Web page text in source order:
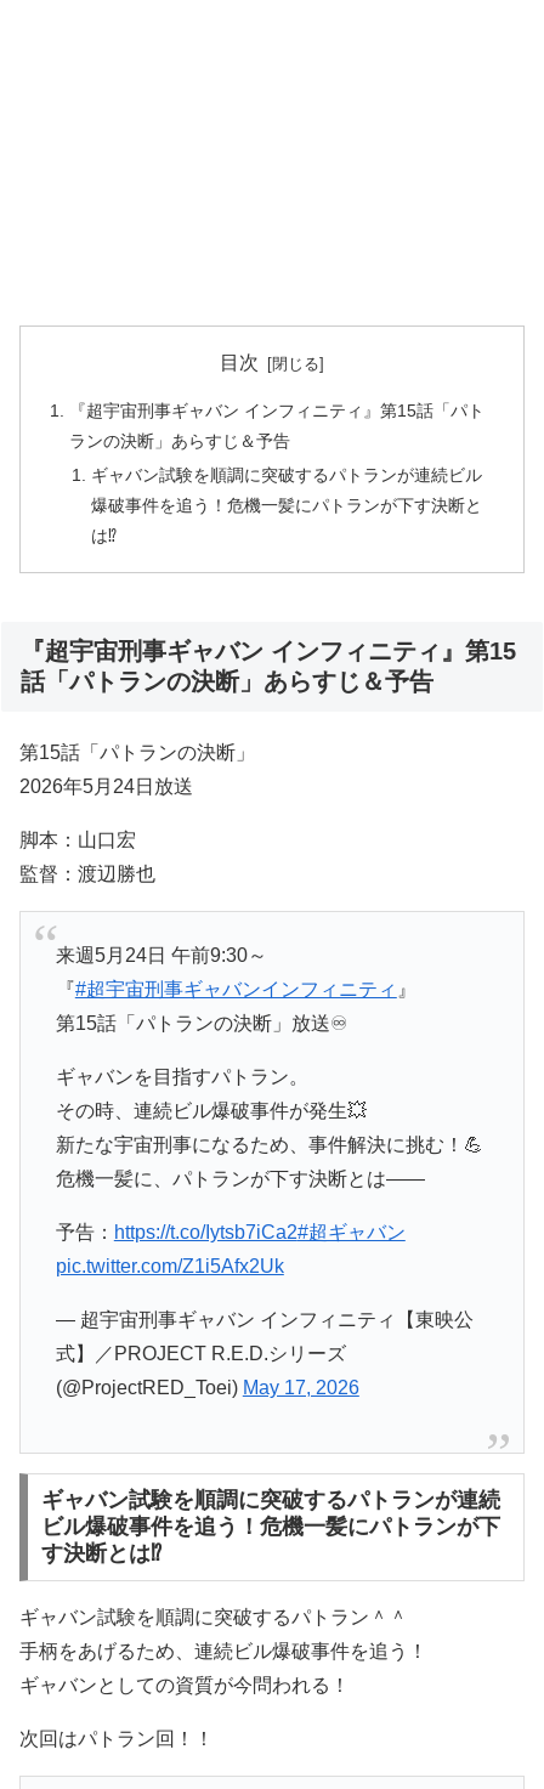
目次
『超宇宙刑事ギャバン インフィニティ』第15話「パト
ランの決断」あらすじ＆予告
ギャバン試験を順調に突破するパトランが連続ビル
爆破事件を追う！危機一髪にパトランが下す決断と
は⁉
『超宇宙刑事ギャバン インフィニティ』第15
話「パトランの決断」あらすじ＆予告
第15話「パトランの決断」
2026年5月24日放送
脚本：山口宏
監督：渡辺勝也
来週5月24日 午前9:30～
『#超宇宙刑事ギャバンインフィニティ 』
第15話「パトランの決断」放送♾️
ギャバンを目指すパトラン。
その時、連続ビル爆破事件が発生💥
新たな宇宙刑事になるため、事件解決に挑む！💪
危機一髪に、パトランが下す決断とは――
予告： https://t.co/Iytsb7iCa2#超ギャバン
pic.twitter.com/Z1i5Afx2Uk
— 超宇宙刑事ギャバン インフィニティ【東映公
式】／PROJECT R.E.D.シリーズ
(@ProjectRED_Toei) May 17, 2026
ギャバン試験を順調に突破するパトランが連続
ビル爆破事件を追う！危機一髪にパトランが下
す決断とは⁉
ギャバン試験を順調に突破するパトラン＾＾
手柄をあげるため、連続ビル爆破事件を追う！
ギャバンとしての資質が今問われる！
次回はパトラン回！！